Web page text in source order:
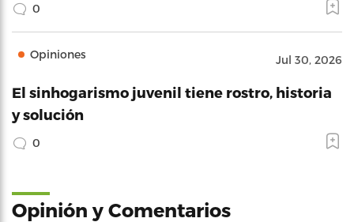
0
Opiniones Jul 30, 2026
El sinhogarismo juvenil tiene rostro, historia
y solución
0
Opinión y Comentarios